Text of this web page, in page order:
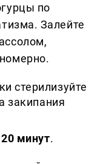
по
Залейте
стерилизуйте
закипания
20 минут.